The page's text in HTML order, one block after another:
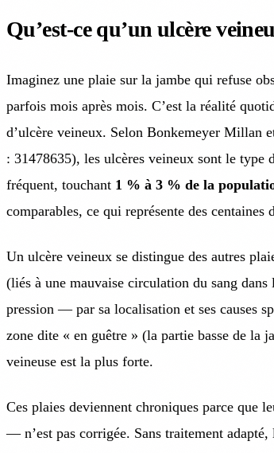
Qu’est-ce qu’un ulcère
Imaginez une plaie sur la jambe qui refuse
parfois mois après mois. C’est la réalité
d’ulcère veineux. Selon Bonkemeyer Millan
: 31478635), les ulcères veineux sont le type
fréquent, touchant 1 % à 3 % de la
comparables, ce qui représente des
Un ulcère veineux se distingue des autres
(liés à une mauvaise circulation du sang
pression — par sa localisation et ses causes
zone dite « en guêtre » (la partie basse de la
veineuse est la plus forte.
Ces plaies deviennent chroniques parce que
— n’est pas corrigée. Sans traitement